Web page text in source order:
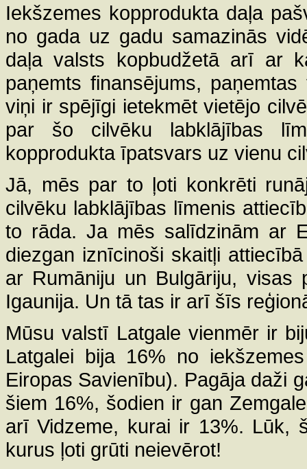
Iekšzemes kopprodukta daļa
no gada uz gadu samazinās
daļa valsts kopbudžetā arī ar
paņemts finansējums,
viņi ir spējīgi ietekmēt vietējo
par šo cilvēku labklājības
kopprodukta īpatsvars uz vienu
Jā, mēs par to ļoti konkrēti
cilvēku labklājības līmenis
to rāda. Ja mēs salīdzinām ar
diezgan iznīcinoši skaitļi
ar Rumāniju un Bulgāriju,
Igaunija. Un tā tas ir arī šīs
Mūsu valstī Latgale vienmēr ir
Latgalei bija 16% no
Eiropas Savienību). Pagāja daži
šiem 16%, šodien ir gan
arī Vidzeme, kurai ir 13%. Lūk,
kurus ļoti grūti neievērot!